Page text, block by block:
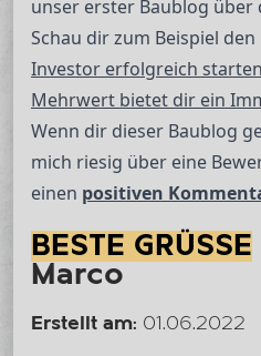
unser erster Baublog
Schau dir zum Beispiel den
Investor erfolgreich starten
Mehrwert bietet dir ein
Wenn dir dieser Baublog
mich riesig über eine
einen positiven
BESTE GRÜSSE
Marco
Erstellt am: 01.06.2022